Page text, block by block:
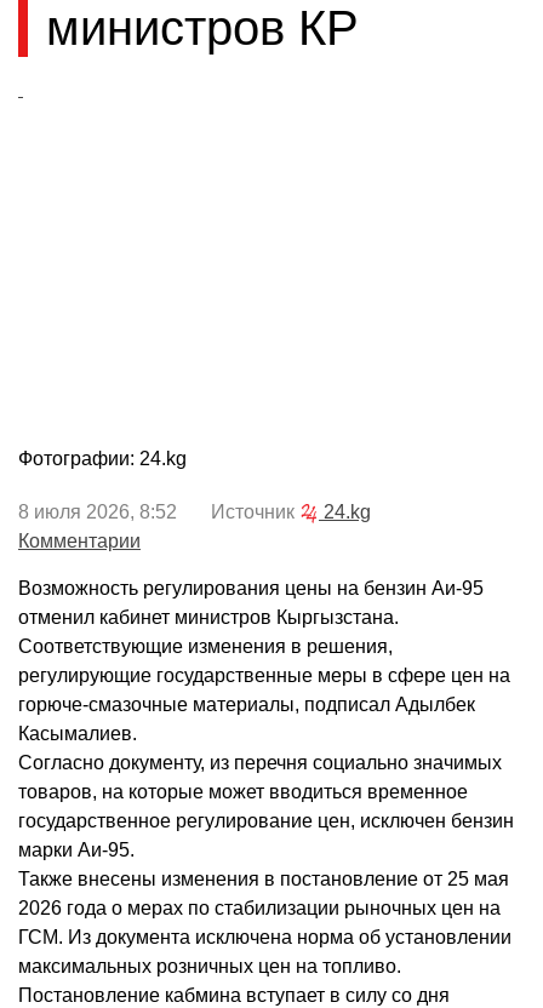
министров КР
Фотографии: 24.kg
8 июля 2026, 8:52 Источник
24.kg
Комментарии
Возможность регулирования цены на бензин Аи-95
отменил кабинет министров Кыргызстана.
Соответствующие изменения в решения,
регулирующие государственные меры в сфере цен на
горюче-смазочные материалы, подписал Адылбек
Касымалиев.
Согласно документу, из перечня социально значимых
товаров, на которые может вводиться временное
государственное регулирование цен, исключен бензин
марки Аи-95.
Также внесены изменения в постановление от 25 мая
2026 года о мерах по стабилизации рыночных цен на
ГСМ. Из документа исключена норма об установлении
максимальных розничных цен на топливо.
Постановление кабмина вступает в силу со дня